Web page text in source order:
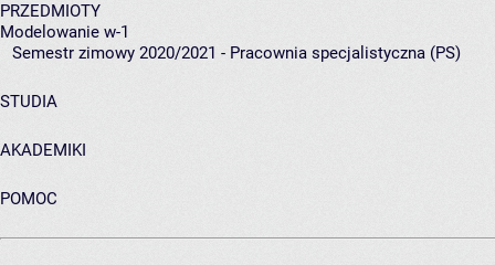
PRZEDMIOTY
Modelowanie w-1
Semestr zimowy 2020/2021 - Pracownia specjalistyczna (PS)
STUDIA
AKADEMIKI
POMOC